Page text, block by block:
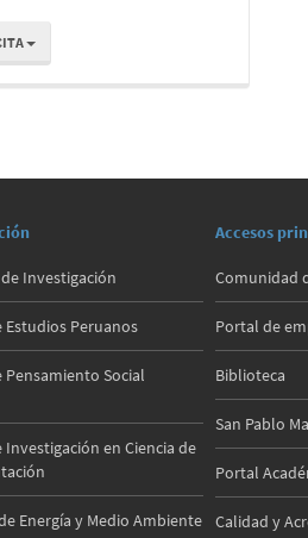
Investigación
Estudios Peruanos
Pensamiento Social
Investigación en Ciencia de
Energía y Medio Ambiente
Accesos
Comunidad
Portal de
Biblioteca
San Pablo
Portal
Calidad y